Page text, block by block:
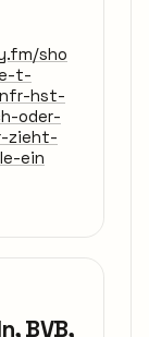
sho
t-
hst-
oder-
zieht-
ein
BVB,